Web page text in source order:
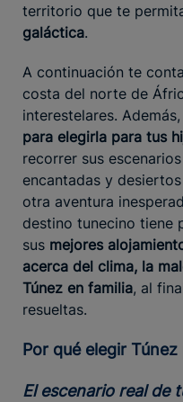
territorio que te
galáctica.
A continuación te
costa del norte de
interestelares.
para elegirla para tus
recorrer sus
encantadas y
otra aventura
destino tunecino tiene
sus mejores
acerca del clima, la
Túnez en familia, al
resueltas.
Por qué elegir
El escenario real